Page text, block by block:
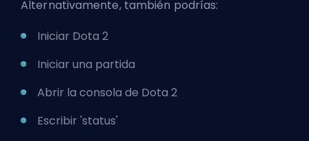
Alternativamente, también podrías:
Iniciar Dota 2
Iniciar una partida
Abrir la consola de Dota 2
Escribir 'status'